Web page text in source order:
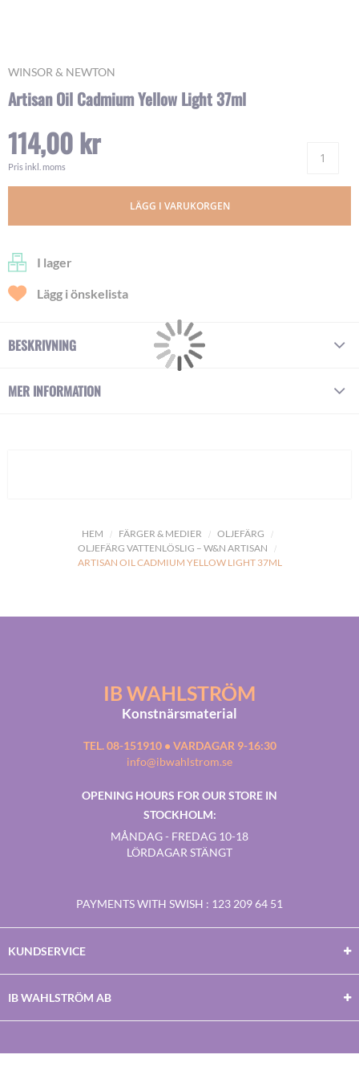
HEM FÄRGER & MEDIER
OLJEFÄRG
OLJEFÄRG VATTENLÖSLIG – W&N ARTISAN
ARTISAN OIL CADMIUM YELLOW LIGHT 37ML
WINSOR & NEWTON
Artisan Oil Cadmium Yellow Light 37ml
114,00 kr
Pris inkl. moms
LÄGG I VARUKORGEN
I lager
Lägg i önskelista
Skip
the
of
images
BESKRIVNING
MER INFORMATION
IB WAHLSTRÖM
Konstnärsmaterial
TEL. 08-151910 • VARDAGAR 9-16:30
info@ibwahlstrom.se
OPENING HOURS FOR OUR STORE IN
STOCKHOLM:
MÅNDAG - FREDAG 10-18
LÖRDAGAR STÄNGT
PAYMENTS WITH SWISH : 123 209 64 51
KUNDSERVICE
IB WAHLSTRÖM AB
Facebook
TwitterYoutubeInstagram